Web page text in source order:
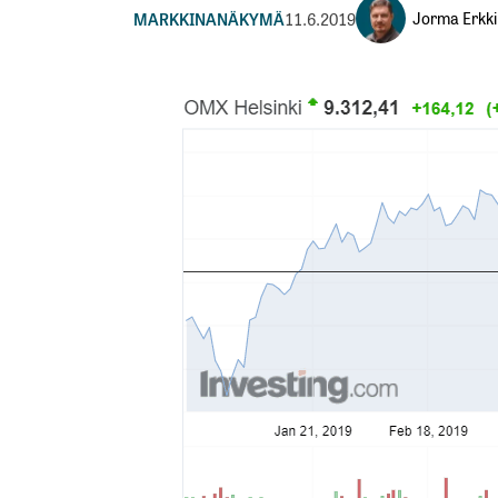
MARKKINANÄKYMÄ11.6.2019 Jorma